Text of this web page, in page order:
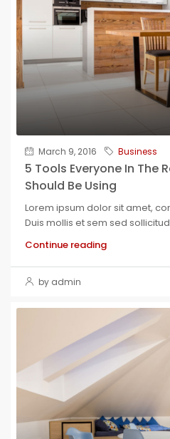
March 9, 2016 Business
5 Tools Everyone In The
Should Be Using
Lorem ipsum dolor sit amet,
Duis mollis et sem sed
Continue reading
by admin